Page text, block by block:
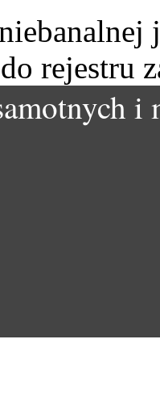
rejestru
i